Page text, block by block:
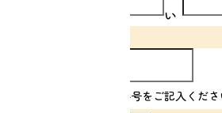
い
※連絡が取れる電話番号をご記入くださ